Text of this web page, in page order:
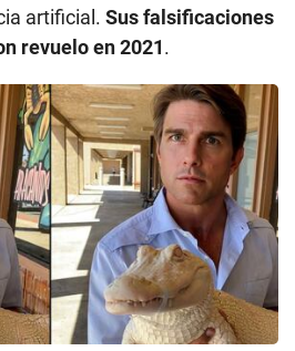
artificial. Sus falsificaciones
revuelo en 2021.